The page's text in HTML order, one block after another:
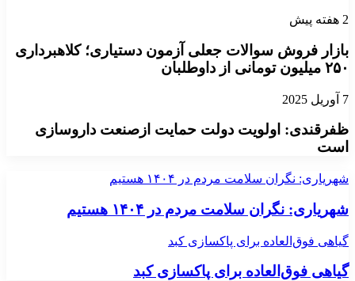
2 هفته پیش
بازار فروش سوالات جعلی آزمون دستیاری؛ کلاهبرداری
۲۵۰ میلیون تومانی از داوطلبان
7 آوریل 2025
ظفرقندی: اولویت دولت حمایت ازصنعت داروسازی
است
شهریاری: نگران سلامت مردم در ۱۴۰۴ هستیم
شهریاری: نگران سلامت مردم در ۱۴۰۴ هستیم
گیاهی فوق‌العاده برای پاکسازی کبد
گیاهی فوق‌العاده برای پاکسازی کبد